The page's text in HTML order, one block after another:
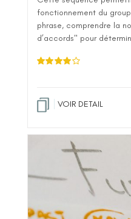
fonctionnement du
phrase, comprendre la
d’accords" pour
VOIR DETAIL